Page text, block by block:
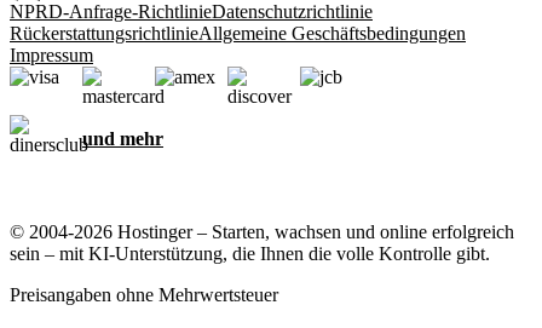
NPRD-Anfrage-RichtlinieDatenschutzrichtlinie
RückerstattungsrichtlinieAllgemeine Geschäftsbedingungen
Impressum
und mehr
© 2004-2026 Hostinger – Starten, wachsen und online erfolgreich
sein – mit KI-Unterstützung, die Ihnen die volle Kontrolle gibt.
Preisangaben ohne Mehrwertsteuer